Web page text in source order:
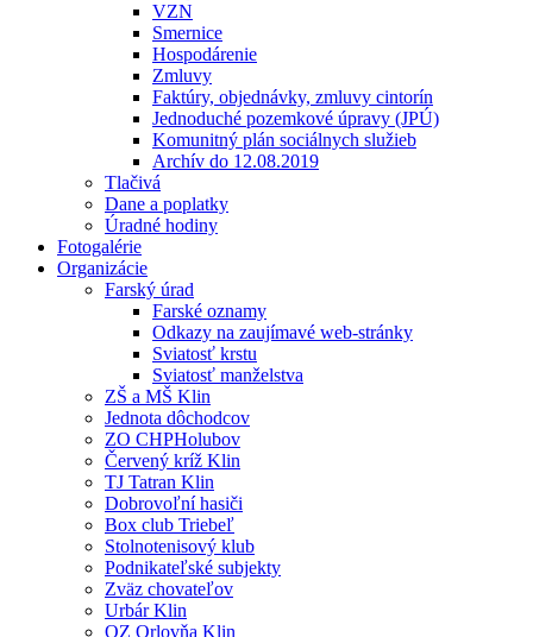
VZN
Smernice
Hospodárenie
Zmluvy
Faktúry, objednávky, zmluvy cintorín
Jednoduché pozemkové úpravy (JPÚ)
Komunitný plán sociálnych služieb
Archív do 12.08.2019
Tlačivá
Dane a poplatky
Úradné hodiny
Fotogalérie
Organizácie
Farský úrad
Farské oznamy
Odkazy na zaujímavé web-stránky
Sviatosť krstu
Sviatosť manželstva
ZŠ a MŠ Klin
Jednota dôchodcov
ZO CHPHolubov
Červený kríž Klin
TJ Tatran Klin
Dobrovoľní hasiči
Box club Triebeľ
Stolnotenisový klub
Podnikateľské subjekty
Zväz chovateľov
Urbár Klin
OZ Orlovňa Klin